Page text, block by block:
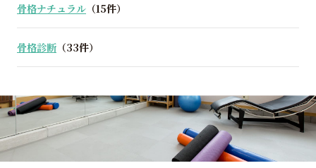
骨格ナチュラル （15件）
骨格診断 （33件）